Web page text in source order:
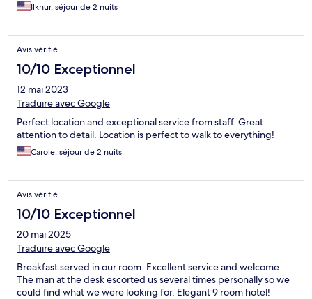
Ilknur, séjour de 2 nuits
Avis vérifié
10/10 Exceptionnel
12 mai 2023
Traduire avec Google
Perfect location and exceptional service from staff. Great
attention to detail. Location is perfect to walk to everything!
Carole, séjour de 2 nuits
Avis vérifié
10/10 Exceptionnel
20 mai 2025
Traduire avec Google
Breakfast served in our room. Excellent service and welcome.
The man at the desk escorted us several times personally so we
could find what we were looking for. Elegant 9 room hotel!